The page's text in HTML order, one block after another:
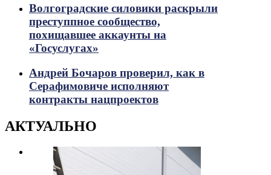
Волгоградские силовики раскрыли
преступпное сообщество,
похищавшее аккаунты на
«Госуслугах»
Андрей Бочаров проверил, как в
Серафимовиче исполняют
контракты нацпроектов
АКТУАЛЬНО